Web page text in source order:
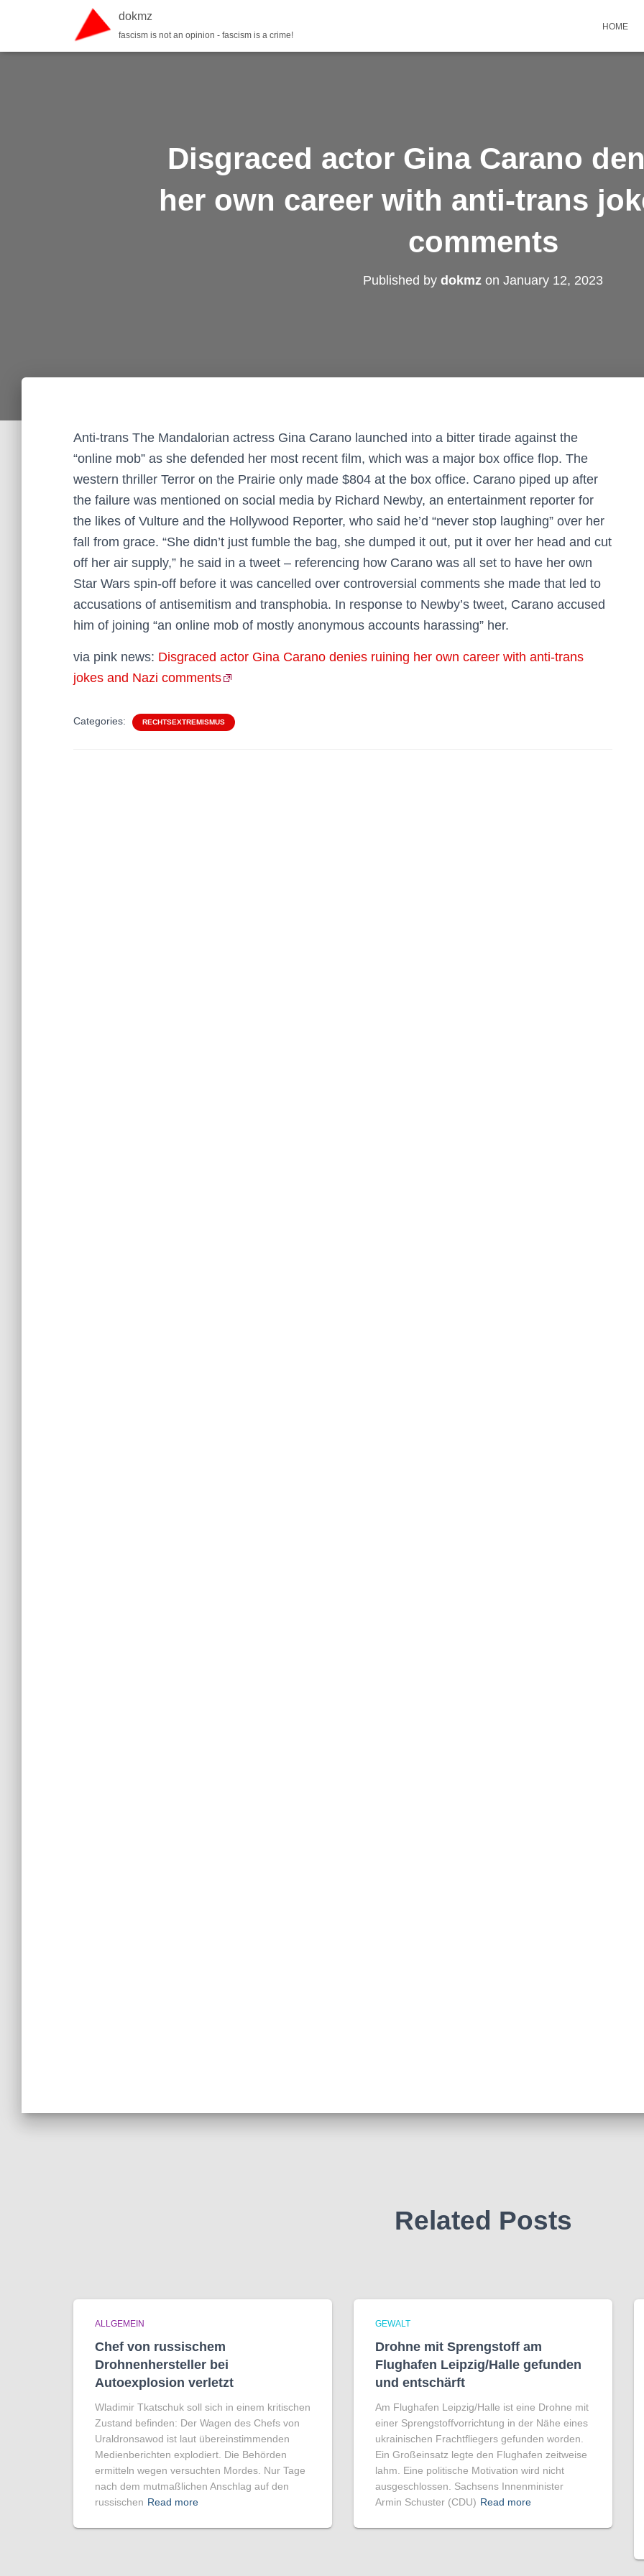
dokmz
fascism is not an opinion - fascism is a crime!
HOME
Disgraced actor Gina Carano
her own career with anti-trans
comments
Published by dokmz on January 12, 2023
Anti-trans The Mandalorian actress Gina Carano launched into a bitter tirade against the
“online mob” as she defended her most recent film, which was a major box office flop. The
western thriller Terror on the Prairie only made $804 at the box office. Carano piped up after
the failure was mentioned on social media by Richard Newby, an entertainment reporter for
the likes of Vulture and the Hollywood Reporter, who said he’d “never stop laughing” over her
fall from grace. “She didn’t just fumble the bag, she dumped it out, put it over her head and cut
off her air supply,” he said in a tweet – referencing how Carano was all set to have her own
Star Wars spin-off before it was cancelled over controversial comments she made that led to
accusations of antisemitism and transphobia. In response to Newby’s tweet, Carano accused
him of joining “an online mob of mostly anonymous accounts harassing” her.
via pink news: Disgraced actor Gina Carano denies ruining her own career with anti-trans
jokes and Nazi comments
Categories: RECHTSEXTREMISMUS
Related Posts
ALLGEMEIN
Chef von russischem
Drohnenhersteller bei
Autoexplosion verletzt
Wladimir Tkatschuk soll sich in einem kritischen
Zustand befinden: Der Wagen des Chefs von
Uraldronsawod ist laut übereinstimmenden
Medienberichten explodiert. Die Behörden
ermitteln wegen versuchten Mordes. Nur Tage
nach dem mutmaßlichen Anschlag auf den
russischen Read more
GEWALT
Drohne mit Sprengstoff am
Flughafen Leipzig/Halle gefunden
und entschärft
Am Flughafen Leipzig/Halle ist eine Drohne mit
einer Sprengstoffvorrichtung in der Nähe eines
ukrainischen Frachtfliegers gefunden worden.
Ein Großeinsatz legte den Flughafen zeitweise
lahm. Eine politische Motivation wird nicht
ausgeschlossen. Sachsens Innenminister
Armin Schuster (CDU) Read more